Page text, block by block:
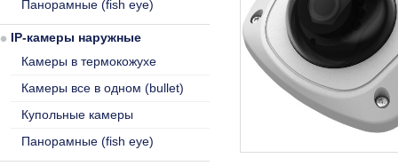
Панорамные (fish eye)
IP-камеры наружные
Камеры в термокожухе
Камеры все в одном (bullet)
Купольные камеры
Панорамные (fish eye)